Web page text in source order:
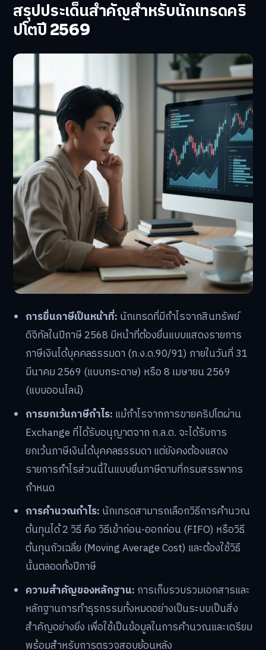
สรุปประเด็นสำคัญสำหรับนักเทรดคริ
ปโตปี 2569
การยื่นภาษีเป็นหน้าที่: นักเทรดที่มีกำไรจากสินทรัพย์
ดิจิทัลในปีภาษี 2568 มีหน้าที่ต้องยื่นแบบแสดงรายการ
ภาษีเงินได้บุคคลธรรมดา (ภ.ง.ด.90/91) ภายในวันที่ 31
มีนาคม 2569 (แบบกระดาษ) หรือ 8 เมษายน 2569
(แบบออนไลน์)
การยกเว้นภาษีกำไร: แม้กำไรจากการขายคริปโตผ่าน
Exchange ที่ได้รับอนุญาตจาก ก.ล.ต. จะได้รับการ
ยกเว้นภาษีเงินได้บุคคลธรรมดา แต่ยังคงต้องแสดง
รายการกำไรส่วนนี้ในแบบยื่นภาษีตามที่กรมสรรพากร
กำหนด
การคำนวณกำไร: นักเทรดสามารถเลือกวิธีการคำนวณ
ต้นทุนได้ 2 วิธี คือ วิธีเข้าก่อน-ออกก่อน (FIFO) หรือวิธี
ต้นทุนถัวเฉลี่ย (Moving Average Cost) และต้องใช้วิธี
นั้นตลอดทั้งปีภาษี
ความสำคัญของหลักฐาน: การเก็บรวบรวมเอกสารและ
หลักฐานการทำธุรกรรมทั้งหมดอย่างเป็นระบบเป็นสิ่ง
สำคัญอย่างยิ่ง เพื่อใช้เป็นข้อมูลในการคำนวณและเตรียม
พร้อมสำหรับการตรวจสอบย้อนหลัง